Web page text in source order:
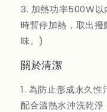
3. 加熱功率500W以
時暫停加熱，取出
味。)
關於清潔
1. 為防止形成永久
配合溫熱水沖洗乾淨